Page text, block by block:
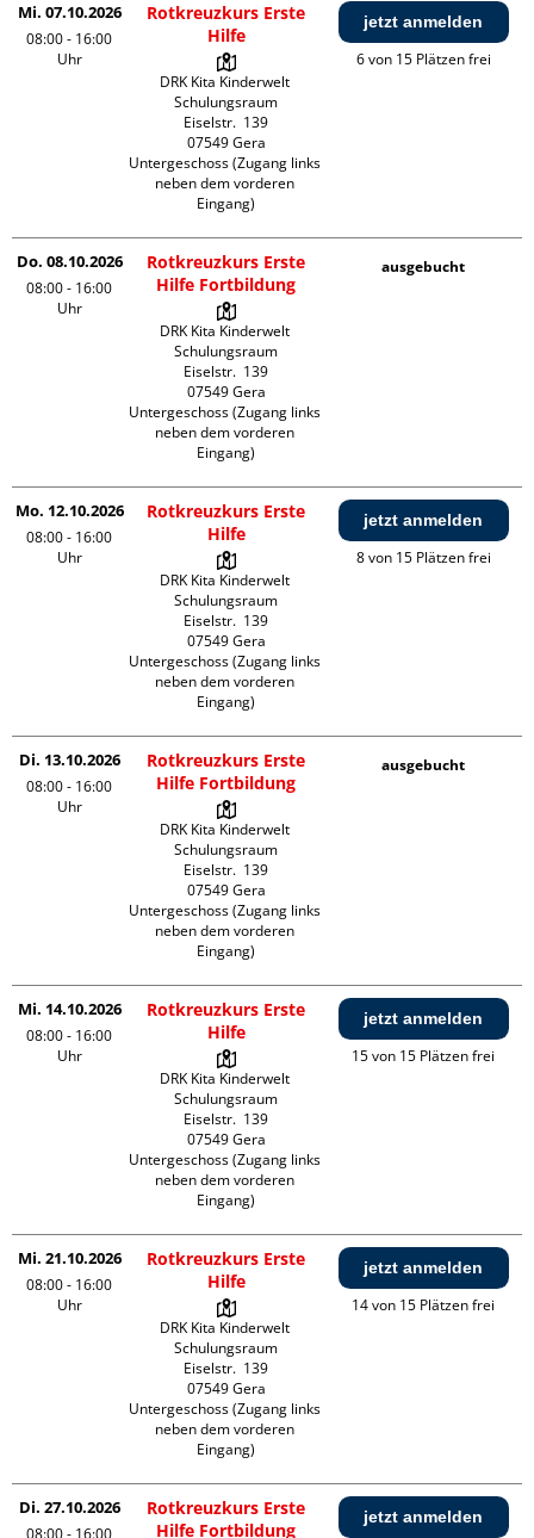
Mi. 07.10.2026
08:00 - 16:00
Uhr
Rotkreuzkurs Erste
Hilfe
DRK Kita Kinderwelt
Schulungsraum
Eiselstr.  139
07549 Gera
Untergeschoss (Zugang links
neben dem vorderen
Eingang)
jetzt anmelden
6 von 15 Plätzen frei
Do. 08.10.2026
08:00 - 16:00
Uhr
Rotkreuzkurs Erste
Hilfe Fortbildung
DRK Kita Kinderwelt
Schulungsraum
Eiselstr.  139
07549 Gera
Untergeschoss (Zugang links
neben dem vorderen
Eingang)
ausgebucht
Mo. 12.10.2026
08:00 - 16:00
Uhr
Rotkreuzkurs Erste
Hilfe
DRK Kita Kinderwelt
Schulungsraum
Eiselstr.  139
07549 Gera
Untergeschoss (Zugang links
neben dem vorderen
Eingang)
jetzt anmelden
8 von 15 Plätzen frei
Di. 13.10.2026
08:00 - 16:00
Uhr
Rotkreuzkurs Erste
Hilfe Fortbildung
DRK Kita Kinderwelt
Schulungsraum
Eiselstr.  139
07549 Gera
Untergeschoss (Zugang links
neben dem vorderen
Eingang)
ausgebucht
Mi. 14.10.2026
08:00 - 16:00
Uhr
Rotkreuzkurs Erste
Hilfe
DRK Kita Kinderwelt
Schulungsraum
Eiselstr.  139
07549 Gera
Untergeschoss (Zugang links
neben dem vorderen
Eingang)
jetzt anmelden
15 von 15 Plätzen frei
Mi. 21.10.2026
08:00 - 16:00
Uhr
Rotkreuzkurs Erste
Hilfe
DRK Kita Kinderwelt
Schulungsraum
Eiselstr.  139
07549 Gera
Untergeschoss (Zugang links
neben dem vorderen
Eingang)
jetzt anmelden
14 von 15 Plätzen frei
Di. 27.10.2026
08:00 - 16:00
Rotkreuzkurs Erste
Hilfe Fortbildung
jetzt anmelden